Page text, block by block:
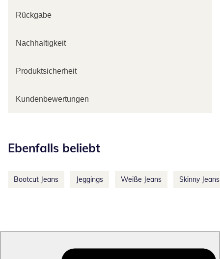
Rückgabe
Nachhaltigkeit
Produktsicherheit
Kundenbewertungen
Ebenfalls beliebt
Bootcut Jeans Jeggings Weiße Jeans Skinny Jeans